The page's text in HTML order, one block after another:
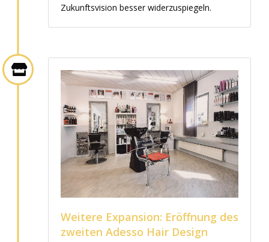
Zukunftsvision besser widerzuspiegeln.
Weitere Expansion: Eröffnung des
zweiten Adesso Hair Design